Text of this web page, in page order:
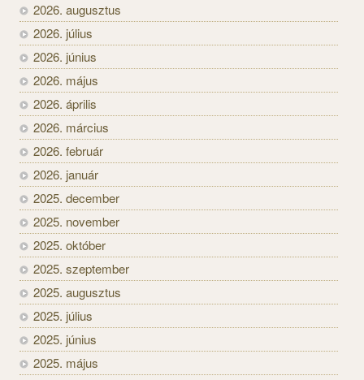
2026. augusztus
2026. július
2026. június
2026. május
2026. április
2026. március
2026. február
2026. január
2025. december
2025. november
2025. október
2025. szeptember
2025. augusztus
2025. július
2025. június
2025. május